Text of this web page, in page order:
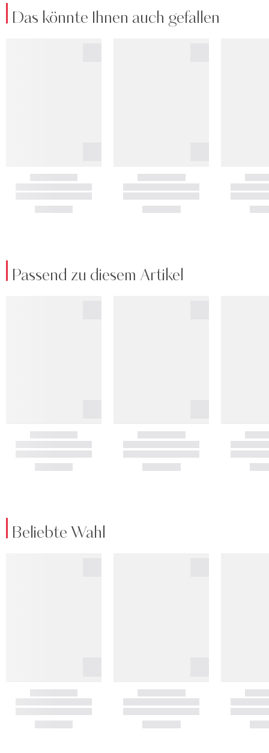
Das könnte Ihnen auch gefallen
Passend zu diesem Artikel
Beliebte Wahl